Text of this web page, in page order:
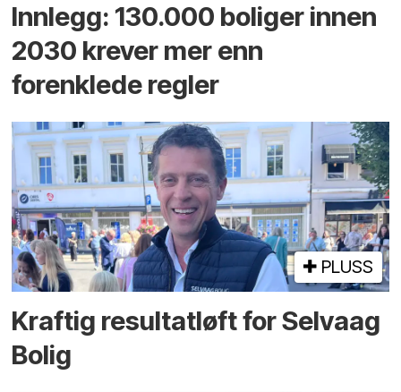
Innlegg: 130.000 boliger innen
2030 krever mer enn
forenklede regler
PLUSS
Kraftig resultatløft for Selvaag
Bolig